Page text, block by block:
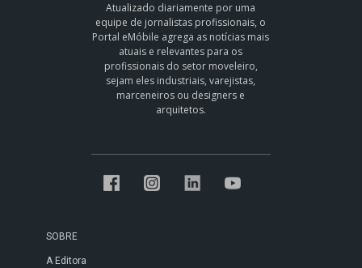
Atualizado diariamente por uma
equipe de jornalistas profissionais, o
Portal eMóbile agrega as notícias mais
atuais e relevantes para os
profissionais do setor moveleiro,
sejam eles industriais, varejistas,
marceneiros ou designers e
arquitetos.
SOBRE
A Editora